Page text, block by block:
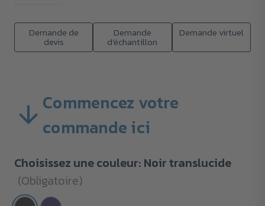
Demande de
devis
Demande
d'échantillon
Demande virtuel
Commencez votre
commande ici
Choisissez une couleur: Noir translucide
(Obligatoire)